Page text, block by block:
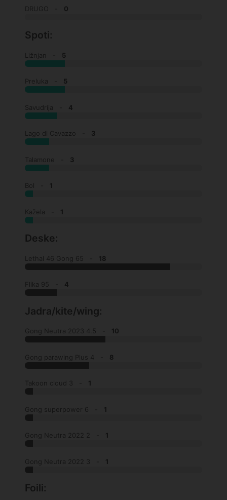
DRUGO - 0
Spoti:
Ližnjan - 5
Preluka - 5
Savudrija - 4
Lago di Cavazzo - 3
Talamone - 3
Bol - 1
Kažela - 1
Deske:
Lethal 46 Gong 65 - 18
Flika 95 - 4
Jadra/kite/wing:
Gong Neutra 2023 4.5 - 10
Gong parawing Plus 4 - 8
Takoon cloud 3 - 1
Gong superpower 6 - 1
Gong Neutra 2022 2 - 1
Gong Neutra 2022 3 - 1
Foili: